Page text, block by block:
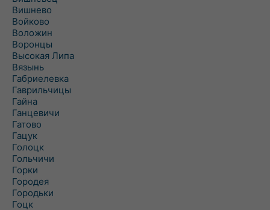
Вишнево
Войково
Воложин
Воронцы
Высокая Липа
Вязынь
Габриелевка
Гаврильчицы
Гайна
Ганцевичи
Гатово
Гацук
Голоцк
Гольчичи
Горки
Городея
Городьки
Гоцк